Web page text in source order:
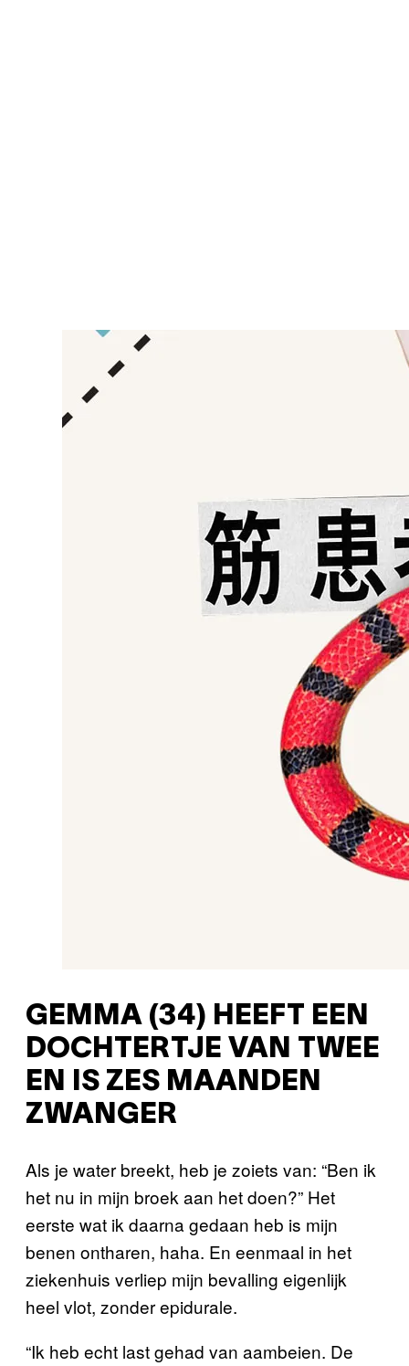
GEMMA (34) HEEFT EEN
DOCHTERTJE VAN TWEE
EN IS ZES MAANDEN
ZWANGER
Als je water breekt, heb je zoiets van: “Ben ik
het nu in mijn broek aan het doen?” Het
eerste wat ik daarna gedaan heb is mijn
benen ontharen, haha. En eenmaal in het
ziekenhuis verliep mijn bevalling eigenlijk
heel vlot, zonder epidurale.
“Ik heb echt last gehad van aambeien. De